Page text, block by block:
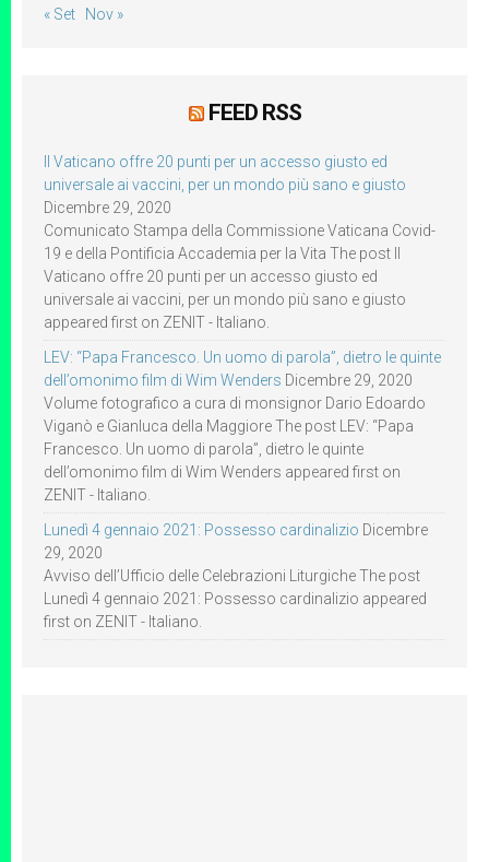
« Set Nov »
FEED RSS
Il Vaticano offre 20 punti per un accesso giusto ed
universale ai vaccini, per un mondo più sano e giusto
Dicembre 29, 2020
Comunicato Stampa della Commissione Vaticana Covid-
19 e della Pontificia Accademia per la Vita The post Il
Vaticano offre 20 punti per un accesso giusto ed
universale ai vaccini, per un mondo più sano e giusto
appeared first on ZENIT - Italiano.
LEV: “Papa Francesco. Un uomo di parola”, dietro le quinte
dell’omonimo film di Wim Wenders Dicembre 29, 2020
Volume fotografico a cura di monsignor Dario Edoardo
Viganò e Gianluca della Maggiore The post LEV: “Papa
Francesco. Un uomo di parola”, dietro le quinte
dell’omonimo film di Wim Wenders appeared first on
ZENIT - Italiano.
Lunedì 4 gennaio 2021: Possesso cardinalizio Dicembre
29, 2020
Avviso dell’Ufficio delle Celebrazioni Liturgiche The post
Lunedì 4 gennaio 2021: Possesso cardinalizio appeared
first on ZENIT - Italiano.